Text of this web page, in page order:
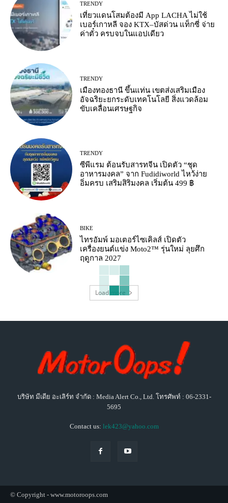
TRENDY
เที่ยวแดนโสมต้องมี App LACHA ไม่ใช้
เบอร์เกาหลี จอง KTX–บัสด่วน แท็กซี่ จ่าย
ค่าตั๋ว ครบจบในแอปเดียว
TRENDY
เมืองทองธานี ขึ้นแท่น เขตส่งเสริมเมือง
อัจฉริยะยกระดับเทคโนโลยี สิ่งแวดล้อม
ขับเคลื่อนเศรษฐกิจ
TRENDY
ซีพีแรม ต้อนรับสารทจีน เปิดตัว “ชุด
อาหารมงคล” จาก Fudidiworld ไหว้ง่าย
อิ่มครบ เสริมสิริมงคล เริ่มต้น 499 ฿
BIKE
ไทรอัมพ์ มอเตอร์ไซเคิลส์ เปิดตัว
เครื่องยนต์แข่ง Moto2™ รุ่นใหม่ ลุยศึก
ฤดูกาล 2027
Load more
บริษัท มีเดีย อะเลิร์ท จำกัด : Media Alert Co., Ltd. โทรศัพท์ : 06-2331-
5695
Contact us: lek423@yahoo.com
© Copyright - www.motoroops.com